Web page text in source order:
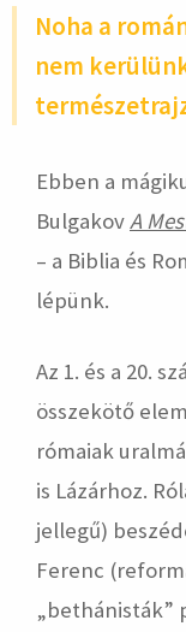
Noha a
nem
Ebben a
BulgakovA
– a Biblia és
lépünk.
Az 1. és a 20.
összekötő
rómaiak
is Lázárhoz.
jellegű)
Ferenc
„bethánisták”